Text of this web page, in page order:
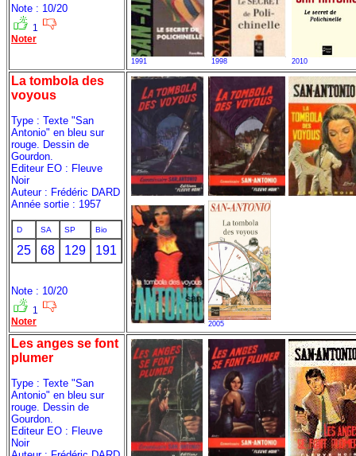
Note : 10/20
1
Noter
1991 1998 2010
La tombola des
voyous
Type : Texte "San
Antonio" en bleu sur
rouge. Dessin de
Gourdon.
Editeur EO : Fleuve
Noir
Auteur : Frédéric DARD
Année sortie : 1957
D SA SP Bio
25 68 129 191
Note : 10/20
1
Noter
2005
Les anges se font
plumer
Type : Texte "San
Antonio" en bleu sur
rouge. Dessin de
Gourdon.
Editeur EO : Fleuve
Noir